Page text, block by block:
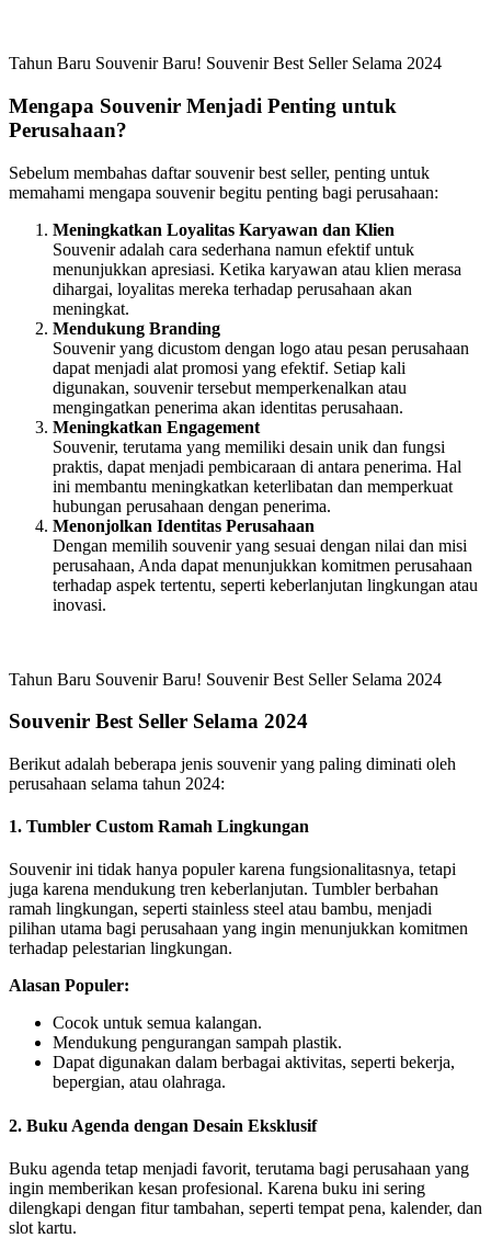
Tahun Baru Souvenir Baru! Souvenir Best Seller Selama 2024
Mengapa Souvenir Menjadi Penting untuk
Perusahaan?
Sebelum membahas daftar souvenir best seller, penting untuk
memahami mengapa souvenir begitu penting bagi perusahaan:
Meningkatkan Loyalitas Karyawan dan Klien
Souvenir adalah cara sederhana namun efektif untuk
menunjukkan apresiasi. Ketika karyawan atau klien merasa
dihargai, loyalitas mereka terhadap perusahaan akan
meningkat.
Mendukung Branding
Souvenir yang dicustom dengan logo atau pesan perusahaan
dapat menjadi alat promosi yang efektif. Setiap kali
digunakan, souvenir tersebut memperkenalkan atau
mengingatkan penerima akan identitas perusahaan.
Meningkatkan Engagement
Souvenir, terutama yang memiliki desain unik dan fungsi
praktis, dapat menjadi pembicaraan di antara penerima. Hal
ini membantu meningkatkan keterlibatan dan memperkuat
hubungan perusahaan dengan penerima.
Menonjolkan Identitas Perusahaan
Dengan memilih souvenir yang sesuai dengan nilai dan misi
perusahaan, Anda dapat menunjukkan komitmen perusahaan
terhadap aspek tertentu, seperti keberlanjutan lingkungan atau
inovasi.
Tahun Baru Souvenir Baru! Souvenir Best Seller Selama 2024
Souvenir Best Seller Selama 2024
Berikut adalah beberapa jenis souvenir yang paling diminati oleh
perusahaan selama tahun 2024:
1. Tumbler Custom Ramah Lingkungan
Souvenir ini tidak hanya populer karena fungsionalitasnya, tetapi
juga karena mendukung tren keberlanjutan. Tumbler berbahan
ramah lingkungan, seperti stainless steel atau bambu, menjadi
pilihan utama bagi perusahaan yang ingin menunjukkan komitmen
terhadap pelestarian lingkungan.
Alasan Populer:
Cocok untuk semua kalangan.
Mendukung pengurangan sampah plastik.
Dapat digunakan dalam berbagai aktivitas, seperti bekerja,
bepergian, atau olahraga.
2. Buku Agenda dengan Desain Eksklusif
Buku agenda tetap menjadi favorit, terutama bagi perusahaan yang
ingin memberikan kesan profesional. Karena buku ini sering
dilengkapi dengan fitur tambahan, seperti tempat pena, kalender, dan
slot kartu.